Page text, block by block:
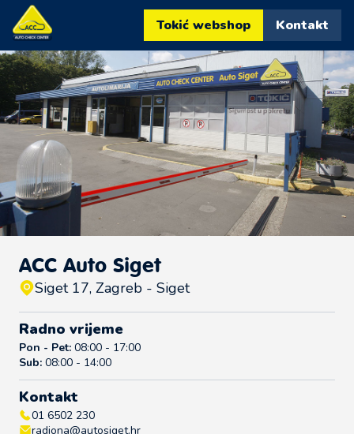
Tokić webshop Kontakt
ACC Auto Siget
Siget 17, Zagreb - Siget
Radno vrijeme
Pon - Pet: 08:00 - 17:00
Sub: 08:00 - 14:00
Kontakt
01 6502 230
radiona@autosiget.hr